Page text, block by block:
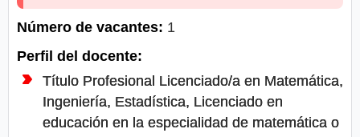
Número de vacantes: 1
Perfil del docente:
Título Profesional Licenciado/a en Matemática,
Ingeniería, Estadística, Licenciado en
educación en la especialidad de matemática o